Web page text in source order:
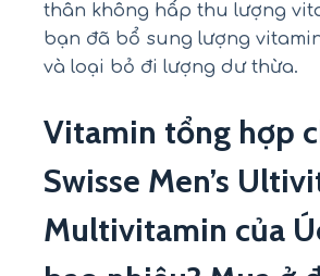
thân không hấp thu lượng
bạn đã bổ sung lượng
và loại bỏ đi lượng dư thừa.
Vitamin tổng hợp
Swisse Men’s
Multivitamin của